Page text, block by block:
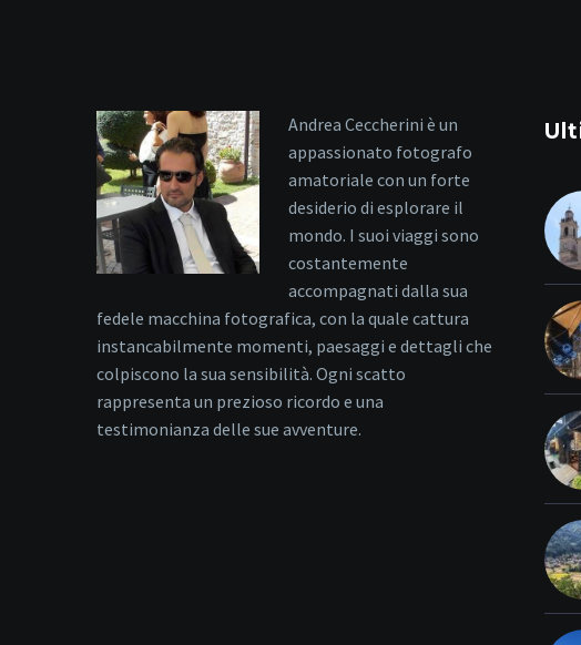
Andrea Ceccherini è un
appassionato fotografo
amatoriale con un forte
desiderio di esplorare il
mondo. I suoi viaggi sono
costantemente
accompagnati dalla sua
fedele macchina fotografica, con la quale cattura
instancabilmente momenti, paesaggi e dettagli che
colpiscono la sua sensibilità. Ogni scatto
rappresenta un prezioso ricordo e una
testimonianza delle sue avventure.